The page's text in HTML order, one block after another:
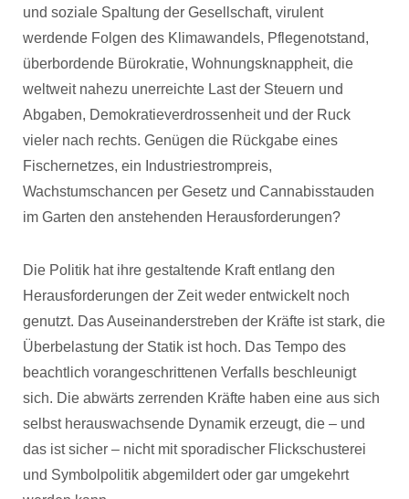
und soziale Spaltung der Gesellschaft, virulent
werdende Folgen des Klimawandels, Pflegenotstand,
überbordende Bürokratie, Wohnungsknappheit, die
weltweit nahezu unerreichte Last der Steuern und
Abgaben, Demokratieverdrossenheit und der Ruck
vieler nach rechts. Genügen die Rückgabe eines
Fischernetzes, ein Industriestrompreis,
Wachstumschancen per Gesetz und Cannabisstauden
im Garten den anstehenden Herausforderungen?
Die Politik hat ihre gestaltende Kraft entlang den
Herausforderungen der Zeit weder entwickelt noch
genutzt. Das Auseinanderstreben der Kräfte ist stark, die
Überbelastung der Statik ist hoch. Das Tempo des
beachtlich vorangeschrittenen Verfalls beschleunigt
sich. Die abwärts zerrenden Kräfte haben eine aus sich
selbst herauswachsende Dynamik erzeugt, die – und
das ist sicher – nicht mit sporadischer Flickschusterei
und Symbolpolitik abgemildert oder gar umgekehrt